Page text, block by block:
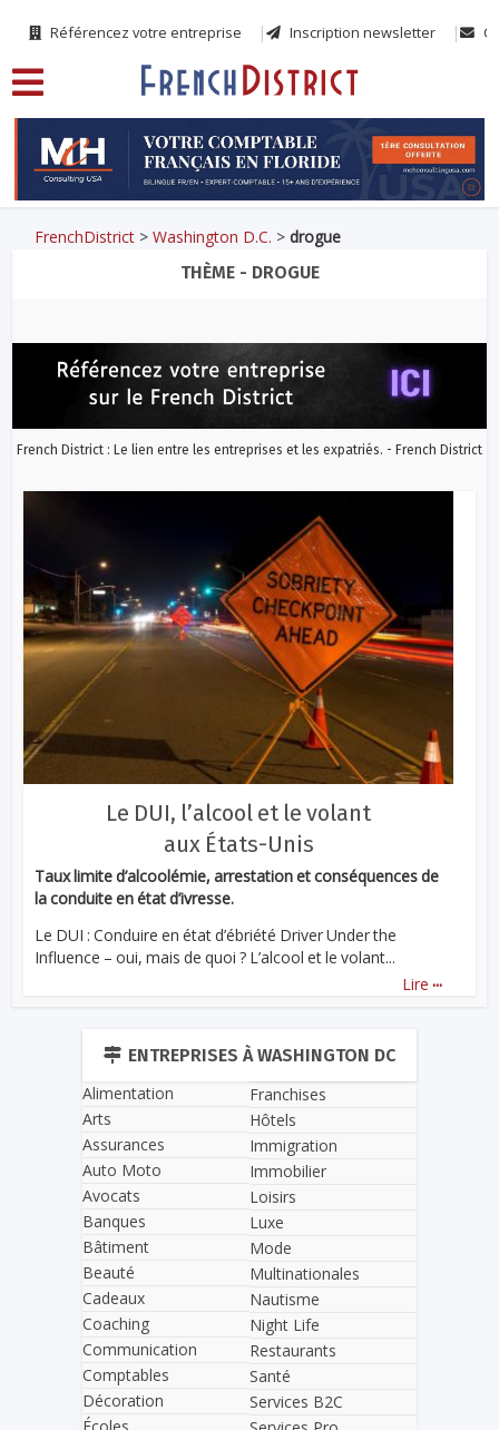
Référencez votre entreprise Inscription newsletter
FrenchDistrict >Washington D.C. >drogue
THÈME - DROGUE
French District : Le lien entre les entreprises et les expatriés. - French District
Le DUI, l’alcool et le volant
aux États-Unis
Taux limite d’alcoolémie, arrestation et conséquences de
la conduite en état d’ivresse.
Le DUI : Conduire en état d’ébriété Driver Under the
Influence – oui, mais de quoi ? L’alcool et le volant...
Lire ...
ENTREPRISES À WASHINGTON DC
Alimentation
Arts
Assurances
Auto Moto
Avocats
Banques
Bâtiment
Beauté
Cadeaux
Coaching
Communication
Comptables
Décoration
Franchises
Hôtels
Immigration
Immobilier
Loisirs
Luxe
Mode
Multinationales
Nautisme
Night Life
Restaurants
Santé
Services B2C